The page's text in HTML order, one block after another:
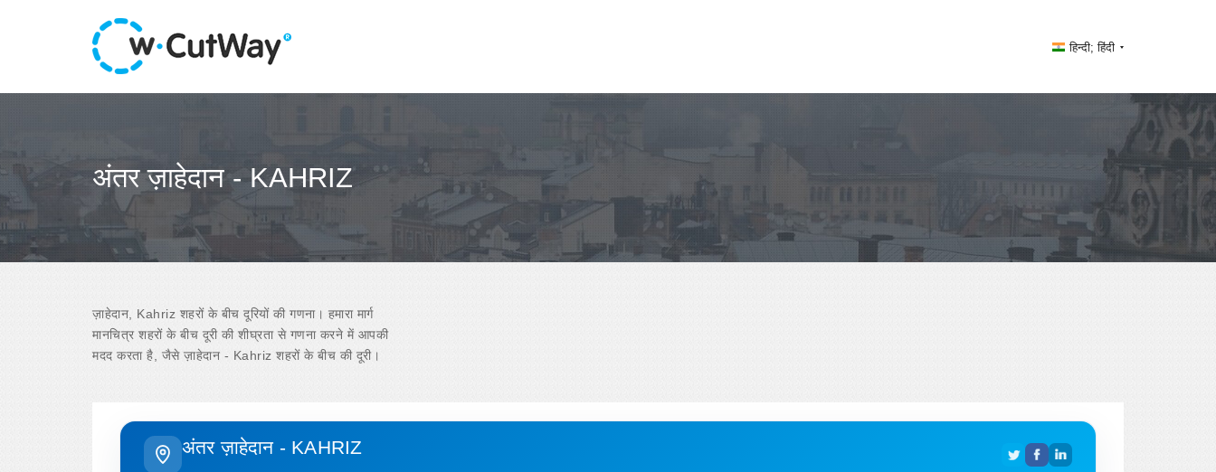
हिन्दी; हिंदी
अंतर ज़ाहेदान - KAHRIZ
ज़ाहेदान, Kahriz शहरों के बीच दूरियों की गणना। हमारा मार्ग
मानचित्र शहरों के बीच दूरी की शीघ्रता से गणना करने में आपकी
मदद करता है, जैसे ज़ाहेदान - Kahriz शहरों के बीच की दूरी।
अंतर ज़ाहेदान - KAHRIZ